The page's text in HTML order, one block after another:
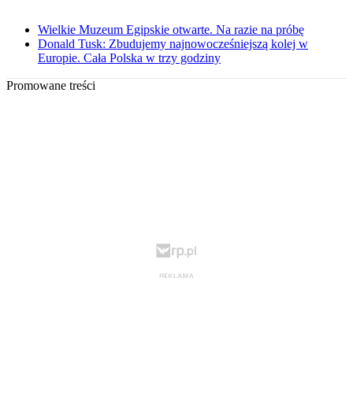
Wielkie Muzeum Egipskie otwarte. Na razie na próbę
Donald Tusk: Zbudujemy najnowocześniejszą kolej w
Europie. Cała Polska w trzy godziny
Promowane treści